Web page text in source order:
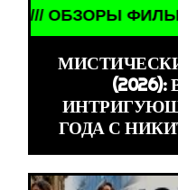
ФИЛЬМОВ
ГОДА С